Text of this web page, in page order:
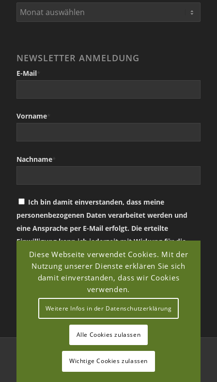
NEWSLETTER ANMELDUNG
E-Mail*
Vorname*
Nachname*
Ich bin damit einverstanden, dass meine
personenbezogenen Daten verarbeitet werden und
eine Ansprache per E-Mail erfolgt. Die erteilte
Einwilligung kann ich jederzeit mit Wirkung für die
Zukunft in jeder angemessenen Form widerrufen.
© Copyright - Verein für Landschaftspflege, Artenschutz & Biodiversität
Diese Webseite verwendet Cookies. Mit der
Nutzung unserer Dienste erklären Sie sich
damit einverstanden, dass wir Cookies
verwenden.
Weitere Infos in der Datenschutzerklärung
Alle Cookies zulassen
Wichtige Cookies zulassen